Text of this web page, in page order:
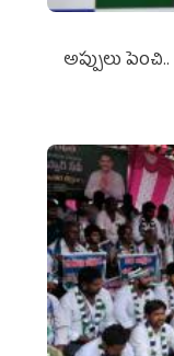
అప్పులు